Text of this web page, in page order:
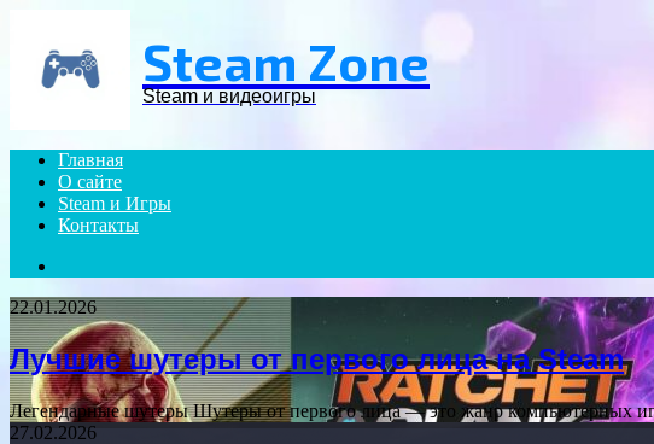
Steam Zone
Steam и видеоигры
Главная
О сайте
Steam и Игры
Контакты
22.01.2026
Лучшие шутеры от первого лица на Steam
Легендарные шутеры Шутеры от первого лица — это жанр компьютерных
27.02.2026